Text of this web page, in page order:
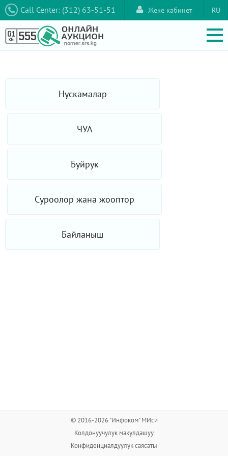
Call Center: (312) 63-51-51 RU
Жеке кабинет
Нускамалар
ЧУА
Буйрук
Суроолор жана жооптор
Байланыш
© 2016-2026 "Инфоком" МИси
Колдонуучулук макулдашуу
Конфиденциалдуулук саясаты